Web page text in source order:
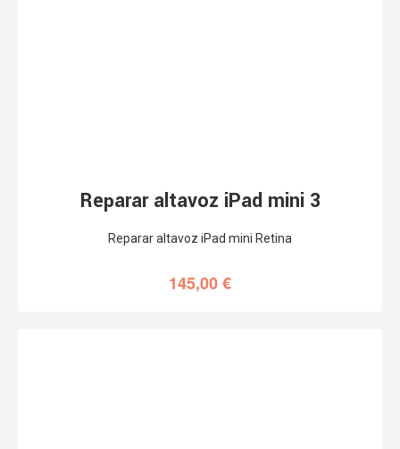
Reparar altavoz iPad mini 3
Reparar altavoz iPad mini Retina
145,00€